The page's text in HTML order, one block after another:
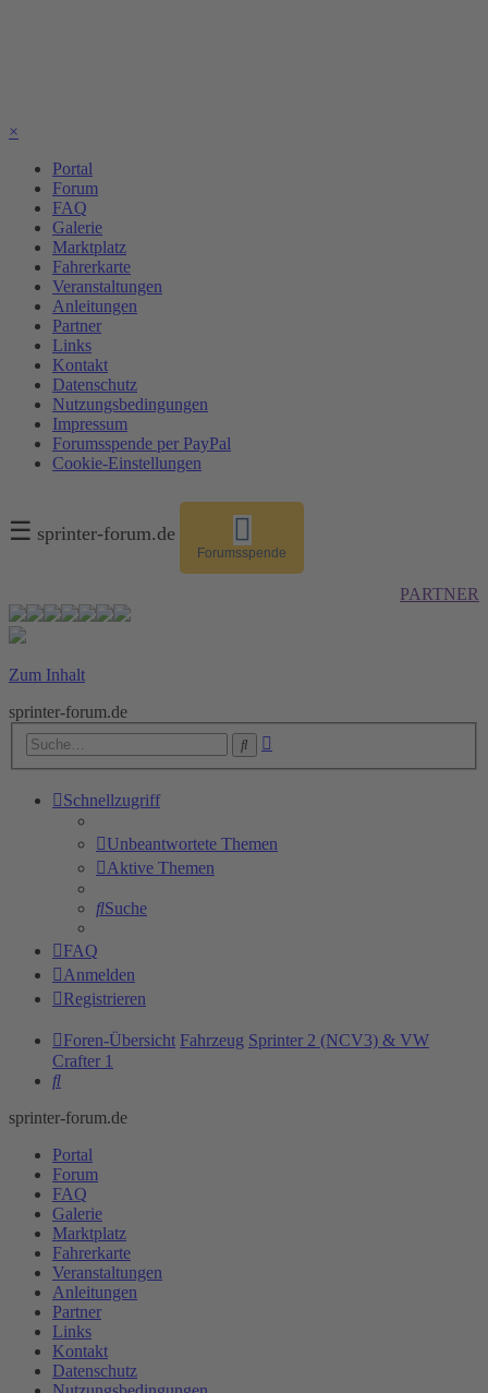
×
Portal
Forum
FAQ
Galerie
Marktplatz
Fahrerkarte
Veranstaltungen
Anleitungen
Partner
Links
Kontakt
Datenschutz
Nutzungsbedingungen
Impressum
Forumsspende per PayPal
Cookie-Einstellungen
☰ sprinter-forum.de
Forumsspende
PARTNER
Zum Inhalt
sprinter-forum.de
Suche
Schnellzugriff
Unbeantwortete Themen
Aktive Themen
Suche
FAQ
Anmelden
Registrieren
Foren-Übersicht Fahrzeug Sprinter 2 (NCV3) & VW
Crafter 1
Suche
sprinter-forum.de
Portal
Forum
FAQ
Galerie
Marktplatz
Fahrerkarte
Veranstaltungen
Anleitungen
Partner
Links
Kontakt
Datenschutz